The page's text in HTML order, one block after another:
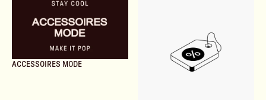
ACCESSOIRES MODE